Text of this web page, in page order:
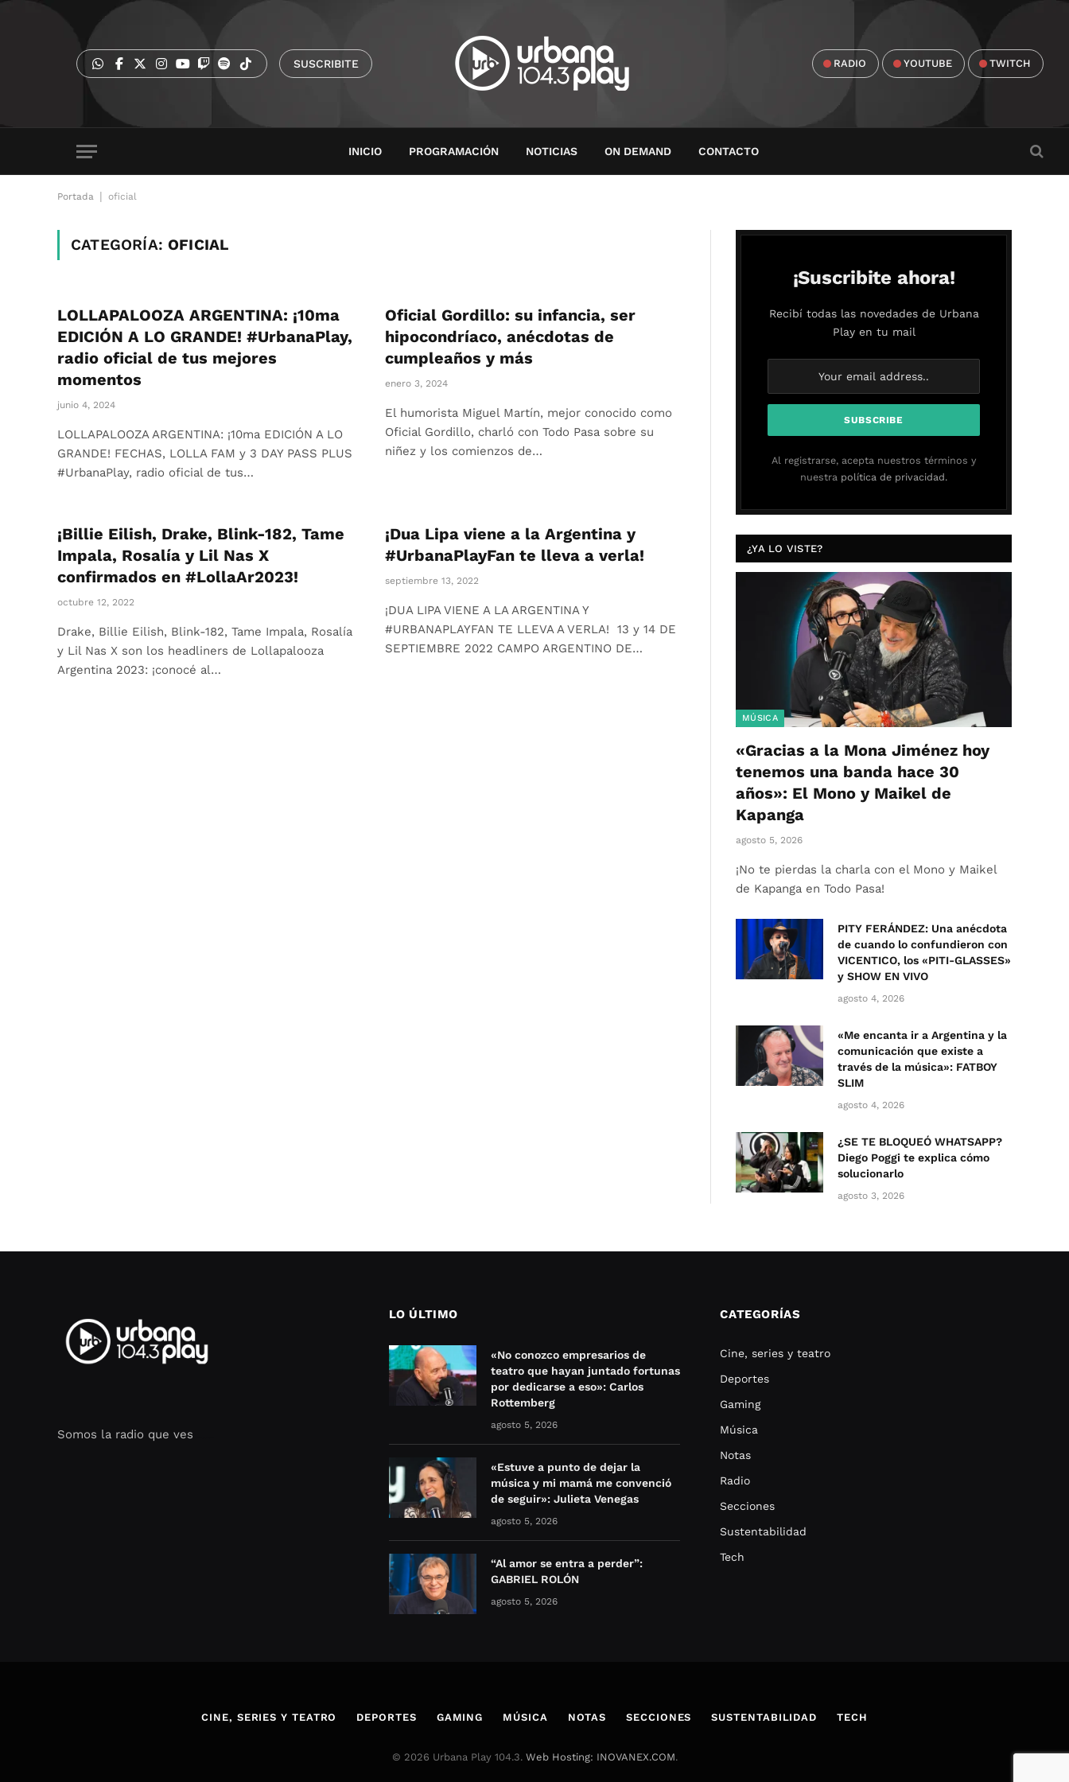
SUSCRIBITE RADIO YOUTUBE TWITCH
INICIO PROGRAMACIÓN NOTICIAS ON DEMAND CONTACTO
Portada oficial
CATEGORÍA:OFICIAL
LOLLAPALOOZA ARGENTINA: ¡10ma
EDICIÓN A LO GRANDE! #UrbanaPlay,
radio oficial de tus mejores
momentos
junio 4, 2024
LOLLAPALOOZA ARGENTINA: ¡10ma EDICIÓN A LO
GRANDE! FECHAS, LOLLA FAM y 3 DAY PASS PLUS
#UrbanaPlay, radio oficial de tus…
Oficial Gordillo: su infancia, ser
hipocondríaco, anécdotas de
cumpleaños y más
enero 3, 2024
El humorista Miguel Martín, mejor conocido como
Oficial Gordillo, charló con Todo Pasa sobre su
niñez y los comienzos de…
¡Billie Eilish, Drake, Blink-182, Tame
Impala, Rosalía y Lil Nas X
confirmados en #LollaAr2023!
octubre 12, 2022
Drake, Billie Eilish, Blink-182, Tame Impala, Rosalía
y Lil Nas X son los headliners de Lollapalooza
Argentina 2023: ¡conocé al…
¡Dua Lipa viene a la Argentina y
#UrbanaPlayFan te lleva a verla!
septiembre 13, 2022
¡DUA LIPA VIENE A LA ARGENTINA Y
#URBANAPLAYFAN TE LLEVA A VERLA! 13 y 14 DE
SEPTIEMBRE 2022 CAMPO ARGENTINO DE…
¡Suscribite ahora!
Recibí todas las novedades de Urbana
Play en tu mail
Al registrarse, acepta nuestros términos y
nuestra política de privacidad.
¿YA LO VISTE?
MÚSICA
«Gracias a la Mona Jiménez hoy
tenemos una banda hace 30
años»: El Mono y Maikel de
Kapanga
agosto 5, 2026
¡No te pierdas la charla con el Mono y Maikel
de Kapanga en Todo Pasa!
PITY FERÁNDEZ: Una anécdota
de cuando lo confundieron con
VICENTICO, los «PITI-GLASSES»
y SHOW EN VIVO
agosto 4, 2026
«Me encanta ir a Argentina y la
comunicación que existe a
través de la música»: FATBOY
SLIM
agosto 4, 2026
¿SE TE BLOQUEÓ WHATSAPP?
Diego Poggi te explica cómo
solucionarlo
agosto 3, 2026
Somos la radio que ves
LO ÚLTIMO
«No conozco empresarios de
teatro que hayan juntado fortunas
por dedicarse a eso»: Carlos
Rottemberg
agosto 5, 2026
«Estuve a punto de dejar la
música y mi mamá me convenció
de seguir»: Julieta Venegas
agosto 5, 2026
“Al amor se entra a perder”:
GABRIEL ROLÓN
agosto 5, 2026
CATEGORÍAS
Cine, series y teatro
Deportes
Gaming
Música
Notas
Radio
Secciones
Sustentabilidad
Tech
CINE, SERIES Y TEATRO DEPORTES GAMING MÚSICA NOTAS SECCIONES SUSTENTABILIDAD TECH
© 2026 Urbana Play 104.3. Web Hosting: INOVANEX.COM.